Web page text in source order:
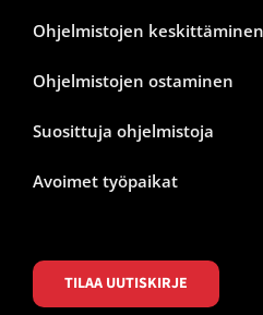
Ohjelmistojen keskittäminen
Ohjelmistojen ostaminen
Suosittuja ohjelmistoja
Avoimet työpaikat
TILAA UUTISKIRJE